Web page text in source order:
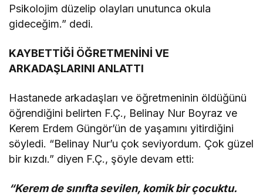
Psikolojim düzelip olayları unutunca okula
gideceğim.” dedi.
KAYBETTİĞİ ÖĞRETMENİNİ VE
ARKADAŞLARINI ANLATTI
Hastanede arkadaşları ve öğretmeninin öldüğünü
öğrendiğini belirten F.Ç., Belinay Nur Boyraz ve
Kerem Erdem Güngör’ün de yaşamını yitirdiğini
söyledi. “Belinay Nur’u çok seviyordum. Çok güzel
bir kızdı.” diyen F.Ç., şöyle devam etti:
“Kerem de sınıfta sevilen, komik bir çocuktu.